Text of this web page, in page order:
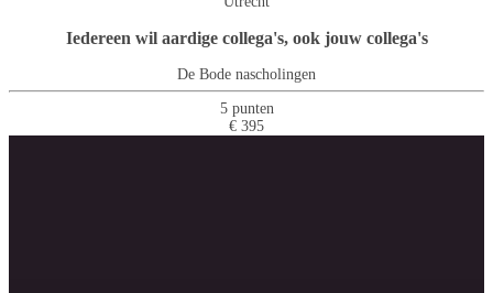
Iedereen wil aardige collega's, ook jouw collega's
De Bode nascholingen
5 punten
€ 395